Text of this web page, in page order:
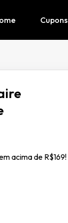
Cupons
acima de R$169!